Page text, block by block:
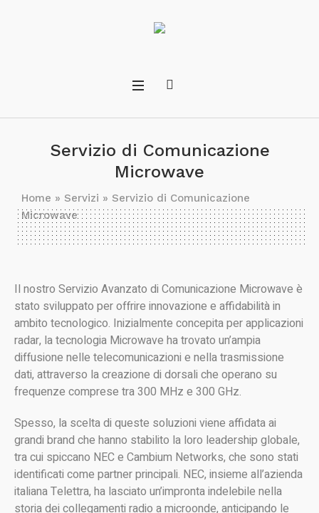
Servizio di Comunicazione
Microwave
Home » Servizi » Servizio di Comunicazione
Microwave
Il nostro Servizio Avanzato di Comunicazione Microwave è
stato sviluppato per offrire innovazione e affidabilità in
ambito tecnologico. Inizialmente concepita per applicazioni
radar, la tecnologia Microwave ha trovato un’ampia
diffusione nelle telecomunicazioni e nella trasmissione
dati, attraverso la creazione di dorsali che operano su
frequenze comprese tra 300 MHz e 300 GHz.
Spesso, la scelta di queste soluzioni viene affidata ai
grandi brand che hanno stabilito la loro leadership globale,
tra cui spiccano NEC e Cambium Networks, che sono stati
identificati come partner principali. NEC, insieme all’azienda
italiana Telettra, ha lasciato un’impronta indelebile nella
storia dei collegamenti radio a microonde, anticipando le